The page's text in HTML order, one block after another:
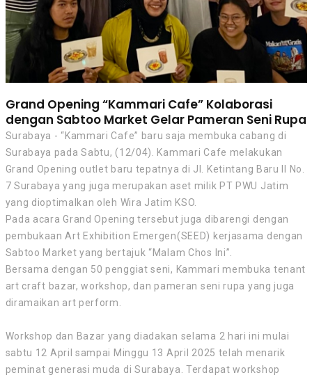
Grand Opening “Kammari Cafe” Kolaborasi
dengan Sabtoo Market Gelar Pameran Seni Rupa
Surabaya - “Kammari Cafe” baru saja membuka cabang di
Surabaya pada Sabtu, (12/04). Kammari Cafe melakukan
Grand Opening outlet baru tepatnya di Jl. Ketintang Baru II No.
7 Surabaya yang juga merupakan aset milik PT PWU Jatim
yang dioptimalkan oleh Wira Jatim KSO.
Pada acara Grand Opening tersebut juga dibarengi dengan
pembukaan Art Exhibition Emergen(SEED) kerjasama dengan
Sabtoo Market yang bertajuk “Malam Chos Ini”.
Bersama dengan 50 penggiat seni, Kammari membuka tenant
art craft bazar, workshop, dan pameran seni rupa yang juga
diramaikan art perform.
Workshop dan Bazar yang diadakan selama 2 hari ini mulai
sabtu 12 April sampai Minggu 13 April 2025 telah menarik
peminat generasi muda di Surabaya. Terdapat workshop